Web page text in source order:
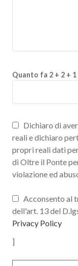
Quanto fa 2 + 2 + 1
Dichiaro di
reali e dichiaro
propri reali dati
di Oltre il Ponte
violazione ed
Acconsento al
dell'art. 13 del
Privacy Policy
]